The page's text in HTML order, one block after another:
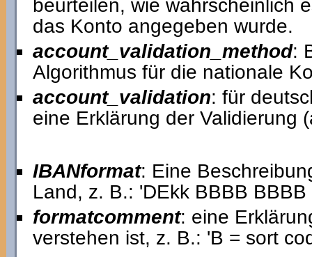
beurteilen, wie wahrscheinlich
das Konto angegeben wurde.
account_validation_method:
Algorithmus für die nationale
account_validation: für
eine Erklärung der Validierung
IBANformat: Eine
Land, z. B.: 'DEkk BBBB
formatcomment: eine
verstehen ist, z. B.: 'B = sort